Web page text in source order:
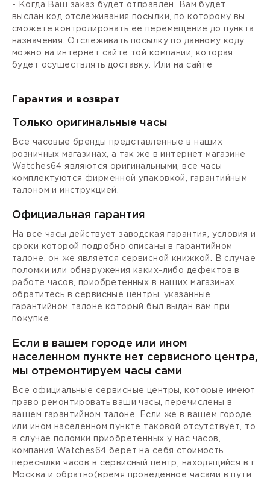
- Когда Ваш заказ будет отправлен, Вам будет
выслан код отслеживания посылки, по которому вы
сможете контролировать ее перемещение до пункта
назначения. Отслеживать посылку по данному коду
можно на интернет сайте той компании, которая
будет осуществлять доставку. Или на сайте
Гарантия и возврат
Только оригинальные часы
Все часовые бренды представленные в наших
розничных магазинах, а так же в интернет магазине
Watches64 являются оригинальными, все часы
комплектуются фирменной упаковкой, гарантийным
талоном и инструкцией.
Официальная гарантия
На все часы действует заводская гарантия, условия и
сроки которой подробно описаны в гарантийном
талоне, он же является сервисной книжкой. В случае
поломки или обнаружения каких-либо дефектов в
работе часов, приобретенных в наших магазинах,
обратитесь в сервисные центры, указанные
гарантийном талоне который был выдан вам при
покупке.
Если в вашем городе или ином
населенном пункте нет сервисного центра,
мы отремонтируем часы сами
Все официальные сервисные центры, которые имеют
право ремонтировать ваши часы, перечислены в
вашем гарантийном талоне. Если же в вашем городе
или ином населенном пункте таковой отсутствует, то
в случае поломки приобретенных у нас часов,
компания Watches64 берет на себя стоимость
пересылки часов в сервисный центр, находящийся в г.
Москва и обратно(время проведенное часами в пути